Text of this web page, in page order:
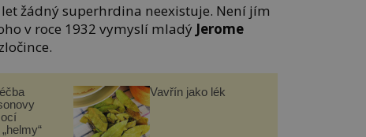
žádný superhrdina neexistuje. Není jím
v roce 1932 vymyslí mladý Jerome
Vavřín jako lék